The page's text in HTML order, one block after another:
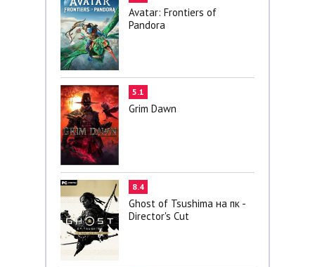
Avatar: Frontiers of
Pandora
5.1
Grim Dawn
8.4
Ghost of Tsushima на пк -
Director's Cut